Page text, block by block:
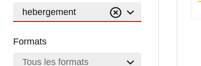
hebergement
Formats
Tous les formats